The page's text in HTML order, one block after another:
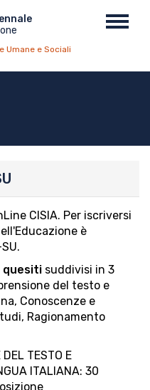
Umane e Sociali
CISIA. Per iscriversi
è
quesiti suddivisi in 3
del testo e
Conoscenze e
Ragionamento
TESTO E
ITALIANA: 30